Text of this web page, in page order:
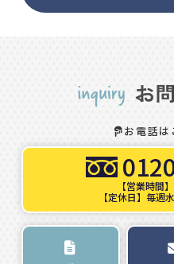
お電話は
【営業時間
【定休日】毎週